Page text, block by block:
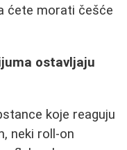
ćete morati češće
ostavljaju
koje reaguju
neki roll-on